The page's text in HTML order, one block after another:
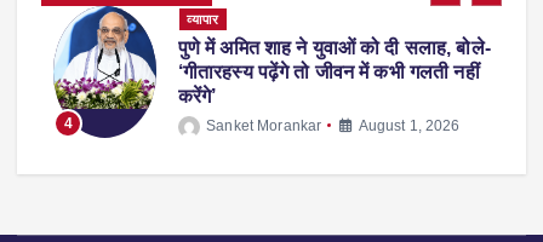
5
ट्रेंडिंग
फीफा वर्ल्ड कप 2026 से लौटते समय एरलिंग
हालैंड अपने साथ ले आए ‘व्हिस्की रैकून’, वजह
जानकर रह जाएंगे हैरान
Sanket Morankar July 14, 2026